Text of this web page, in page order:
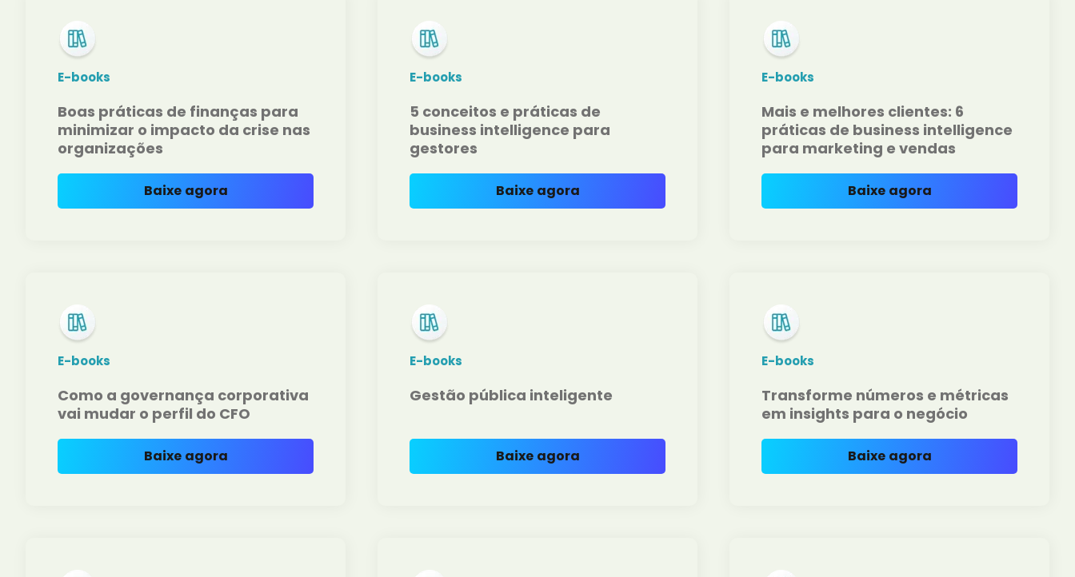
E-books
Boas práticas de finanças para
minimizar o impacto da crise nas
organizações
Baixe agora
E-books
5 conceitos e práticas de
business intelligence para
gestores
Baixe agora
E-books
Mais e melhores clientes: 6
práticas de business intelligence
para marketing e vendas
Baixe agora
E-books
Como a governança corporativa
vai mudar o perfil do CFO
Baixe agora
E-books
Gestão pública inteligente
Baixe agora
E-books
Transforme números e métricas
em insights para o negócio
Baixe agora